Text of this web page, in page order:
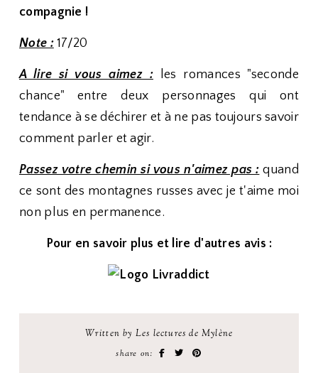
compagnie !
Note :17/20
A lire si vous aimez :les romances "seconde
chance" entre deux personnages qui ont
tendance à se déchirer et à ne pas toujours savoir
comment parler et agir.
Passez votre chemin si vous n'aimez pas : quand
ce sont des montagnes russes avec je t'aime moi
non plus en permanence.
Pour en savoir plus et lire d'autres avis :
Written by Les lectures de Mylène
share on: